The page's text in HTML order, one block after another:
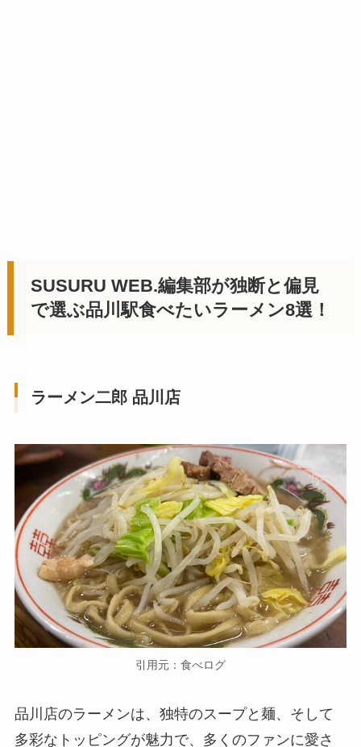
SUSURU WEB.編集部が独断と偏見
で選ぶ品川駅食べたいラーメン8選！
ラーメン二郎 品川店
引用元：食べログ
品川店のラーメンは、独特のスープと麺、そして
多彩なトッピングが魅力で、多くのファンに愛さ